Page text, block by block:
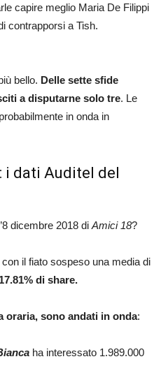
capire meglio Maria De Filippi
contrapporsi a Tish.
bello. Delle sette sfide
a disputarne solo tre. Le
in onda in
i dati Auditel del
dicembre 2018 di Amici 18?
il fiato sospeso una media di
di share.
oraria, sono andati in onda:
ha interessato 1.989.000